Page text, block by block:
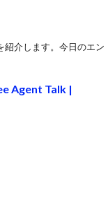
介します。今日のエン
Agent Talk |